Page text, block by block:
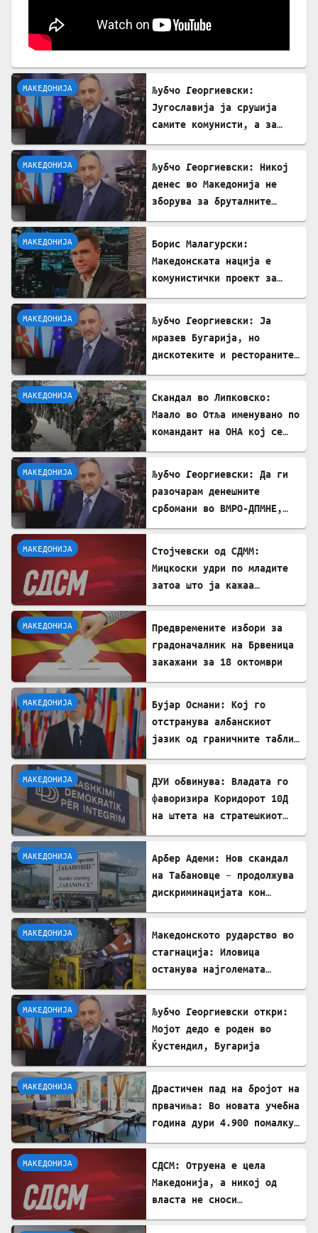
МАКЕДОНИЈА
Љубчо Георгиевски:
Југославија ја срушија
самите комунисти, а за
МАКЕДОНИЈА
Љубчо Георгиевски: Никој
денес во Македонија не
зборува за бруталните
МАКЕДОНИЈА
Борис Малагурски:
Македонската нација е
комунистички проект за
МАКЕДОНИЈА
Љубчо Георгиевски: Ја
мразев Бугарија, но
дискотеките и рестораните
МАКЕДОНИЈА
Скандал во Липковско:
Маало во Отља именувано по
командант на ОНА кој се
МАКЕДОНИЈА
Љубчо Георгиевски: Да ги
разочарам денешните
србомани во ВМРО-ДПМНЕ,
Србославија
МАКЕДОНИЈА
Стојчевски од СДММ:
Мицкоски удри по младите
затоа што ја кажаа
МАКЕДОНИЈА
Предвремените избори за
градоначалник на Брвеница
закажани за 18 октомври
МАКЕДОНИЈА
Бујар Османи: Кој го
отстранува албанскиот
јазик од граничните табли,
МАКЕДОНИЈА
ДУИ обвинува: Владата го
фаворизира Коридорот 10Д
на штета на стратешкиот
МАКЕДОНИЈА
Арбер Адеми: Нов скандал
на Табановце – продолжува
дискриминацијата кон
МАКЕДОНИЈА
Македонското рударство во
стагнација: Иловица
останува најголемата
МАКЕДОНИЈА
Љубчо Георгиевски откри:
Мојот дедо е роден во
Ќустендил, Бугарија
МАКЕДОНИЈА
Драстичен пад на бројот на
првачиња: Во новата учебна
година дури 4.900 помалку
МАКЕДОНИЈА
СДСМ: Отруена е цела
Македонија, а никој од
власта не сноси